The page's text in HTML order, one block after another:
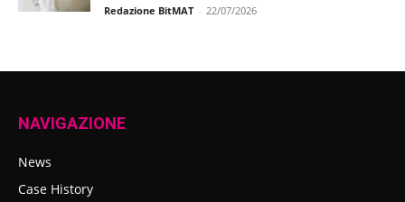
Redazione BitMAT - 22/07/2026
NAVIGAZIONE
News
Case History